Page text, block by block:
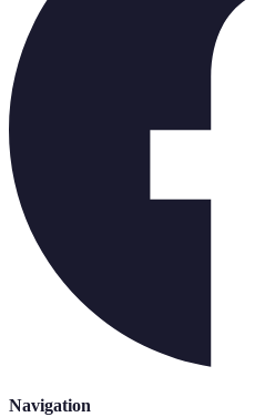
Navigation